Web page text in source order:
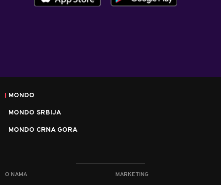
MONDO
MONDO SRBIJA
MONDO CRNA GORA
O NAMA MARKETING